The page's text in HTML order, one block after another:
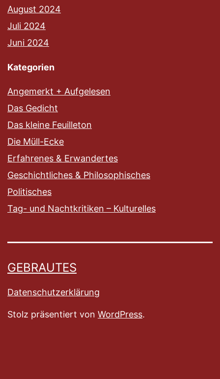
August 2024
Juli 2024
Juni 2024
Kategorien
Angemerkt + Aufgelesen
Das Gedicht
Das kleine Feuilleton
Die Müll-Ecke
Erfahrenes & Erwandertes
Geschichtliches & Philosophisches
Politisches
Tag- und Nachtkritiken – Kulturelles
GEBRAUTES
Datenschutzerklärung
Stolz präsentiert von WordPress.